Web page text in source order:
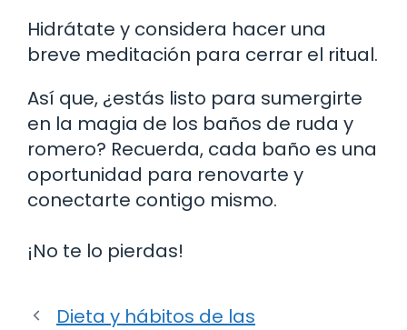
Hidrátate y considera hacer una
breve meditación para cerrar el ritual.
Así que, ¿estás listo para sumergirte
en la magia de los baños de ruda y
romero? Recuerda, cada baño es una
oportunidad para renovarte y
conectarte contigo mismo.
¡No te lo pierdas!
Dieta y hábitos de las